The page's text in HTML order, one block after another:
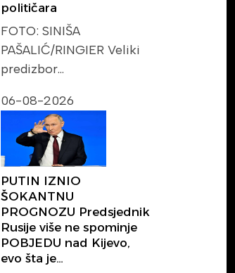
političara
FOTO: SINIŠA
PAŠALIĆ/RINGIER Veliki
predizbor…
06-08-2026
PUTIN IZNIO
ŠOKANTNU
PROGNOZU Predsjednik
Rusije više ne spominje
POBJEDU nad Kijevo,
evo šta je…